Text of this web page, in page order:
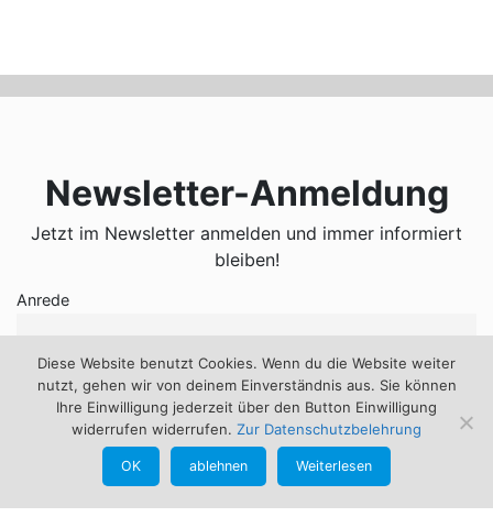
Newsletter-Anmeldung
Jetzt im Newsletter anmelden und immer informiert
bleiben!
Anrede
Vorname
Diese Website benutzt Cookies. Wenn du die Website weiter
nutzt, gehen wir von deinem Einverständnis aus. Sie können
Ihre Einwilligung jederzeit über den Button Einwilligung
widerrufen widerrufen. Zur Datenschutzbelehrung
OK ablehnen Weiterlesen